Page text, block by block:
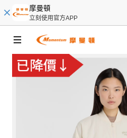
摩曼頓
立刻使用官方APP